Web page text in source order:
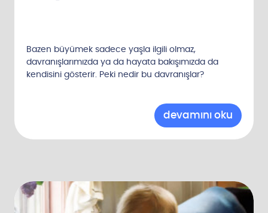
Bazen büyümek sadece yaşla ilgili olmaz,
davranışlarımızda ya da hayata bakışımızda da
kendisini gösterir. Peki nedir bu davranışlar?